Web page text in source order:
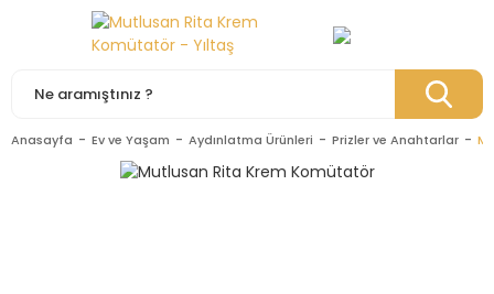
Anasayfa Ev ve Yaşam Aydınlatma Ürünleri Prizler ve Anahtarlar